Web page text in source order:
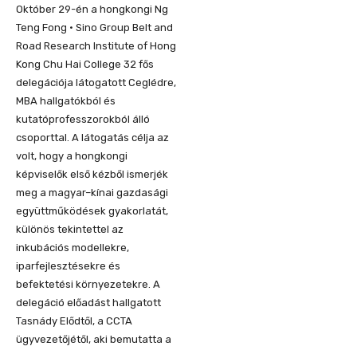
Október 29-én a hongkongi Ng
Teng Fong · Sino Group Belt and
Road Research Institute of Hong
Kong Chu Hai College 32 fős
delegációja látogatott Ceglédre,
MBA hallgatókból és
kutatóprofesszorokból álló
csoporttal. A látogatás célja az
volt, hogy a hongkongi
képviselők első kézből ismerjék
meg a magyar–kínai gazdasági
együttműködések gyakorlatát,
különös tekintettel az
inkubációs modellekre,
iparfejlesztésekre és
befektetési környezetekre. A
delegáció előadást hallgatott
Tasnády Elődtől, a CCTA
ügyvezetőjétől, aki bemutatta a